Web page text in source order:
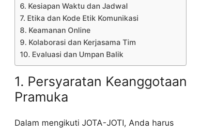
6. Kesiapan Waktu dan Jadwal
7. Etika dan Kode Etik Komunikasi
8. Keamanan Online
9. Kolaborasi dan Kerjasama Tim
10. Evaluasi dan Umpan Balik
1. Persyaratan Keanggotaan
Pramuka
Dalam mengikuti JOTA-JOTI, Anda harus